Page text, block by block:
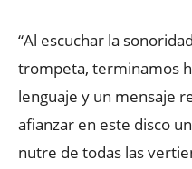
“Al escuchar la
trompeta, terminamos
lenguaje y un mensaje
afianzar en este disco
nutre de todas las